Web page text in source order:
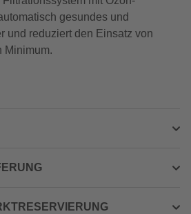
gesundes und
und reduziert den Einsatz von
Minimum.